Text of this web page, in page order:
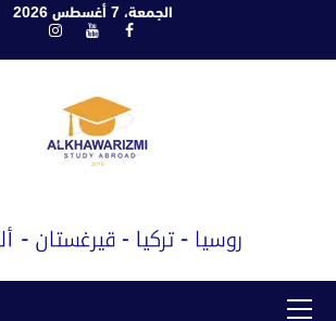
الجمعة، 7 أغسطس 2026
فيسبوكيوتيوبانستغرام